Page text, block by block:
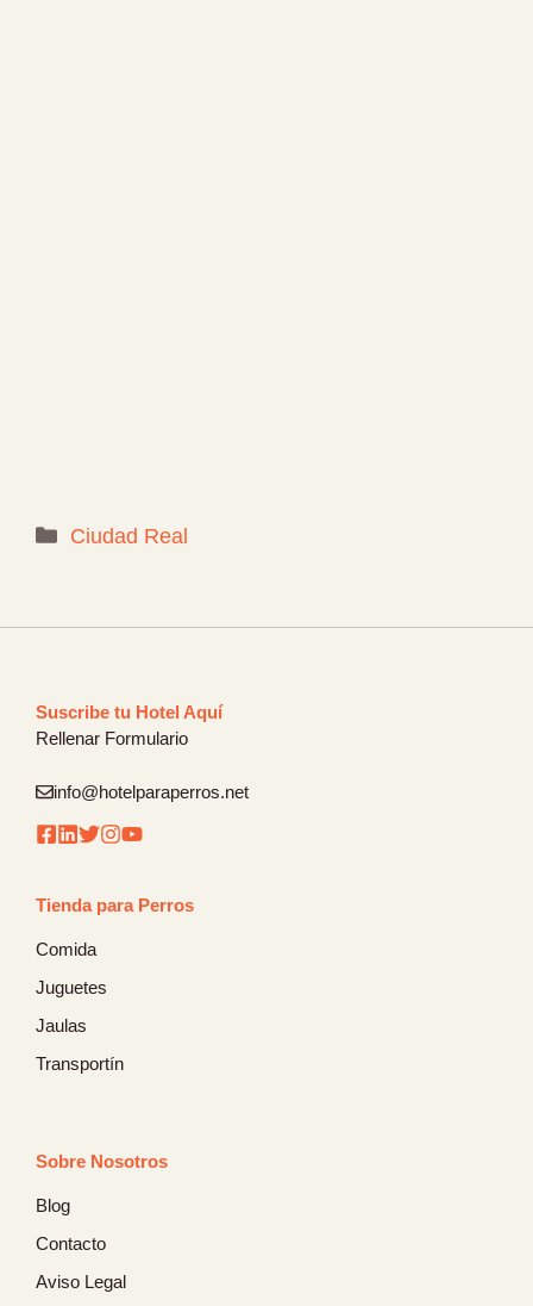
Categorías
Ciudad Real
Suscribe tu Hotel Aquí
Rellenar Formulario
info@hotelparaperros.net
Tienda para Perros
Comida
Juguetes
Jaulas
Transportín
Sobre Nosotros
Blog
Contacto
Aviso Legal